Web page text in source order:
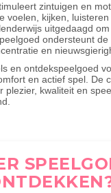
zintuigen en
voelen, kijken,
uitgedaagd
ondersteunt de
en
en ontdekspeelgoed
en actief spel. De
plezier, kwaliteit en